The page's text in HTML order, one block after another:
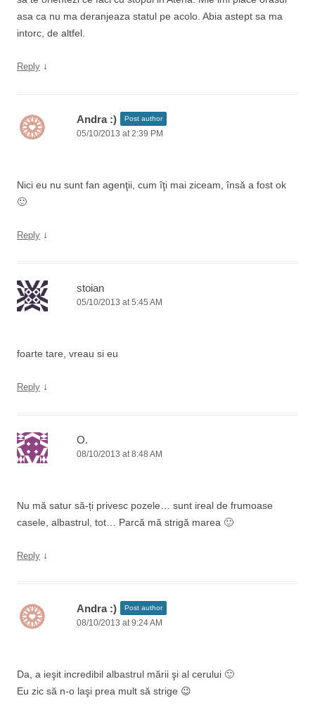
asa ca nu ma deranjeaza statul pe acolo. Abia astept sa ma
intorc, de altfel.
Reply ↓
Andra :) Post author
05/10/2013 at 2:39 PM
Nici eu nu sunt fan agenţii, cum îţi mai ziceam, însă a fost ok
🙂
Reply ↓
stoian
05/10/2013 at 5:45 AM
foarte tare, vreau si eu
Reply ↓
O.
08/10/2013 at 8:48 AM
Nu mă satur să-ți privesc pozele… sunt ireal de frumoase
casele, albastrul, tot… Parcă mă strigă marea 🙂
Reply ↓
Andra :) Post author
08/10/2013 at 9:24 AM
Da, a ieşit incredibil albastrul mării şi al cerului 🙂
Eu zic să n-o laşi prea mult să strige 😉